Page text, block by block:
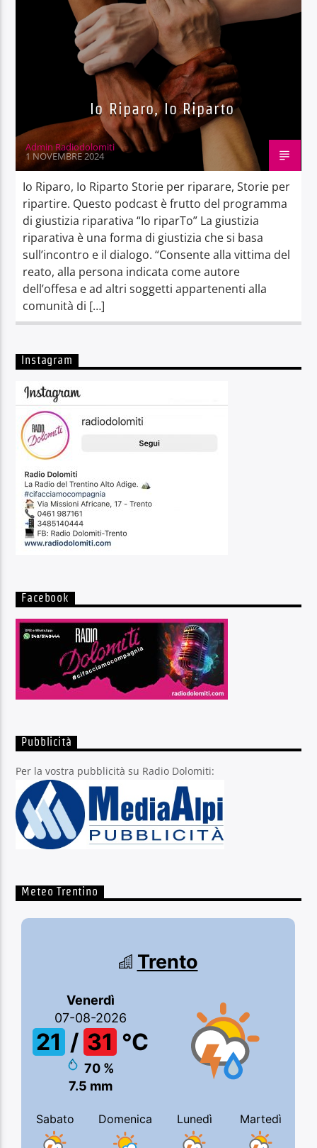
Io Riparo, Io Riparto
Admin Radiodolomiti
1 NOVEMBRE 2024
Io Riparo, Io Riparto Storie per riparare, Storie per
ripartire. Questo podcast è frutto del programma
di giustizia riparativa “Io riparTo” La giustizia
riparativa è una forma di giustizia che si basa
sull’incontro e il dialogo. “Consente alla vittima del
reato, alla persona indicata come autore
dell’offesa e ad altri soggetti appartenenti alla
comunità di […]
Instagram
Facebook
Pubblicità
Per la vostra pubblicità su Radio Dolomiti:
Meteo Trentino